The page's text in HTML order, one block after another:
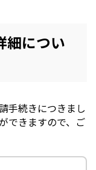
細につい
手続きにつきまし
できますので、ご